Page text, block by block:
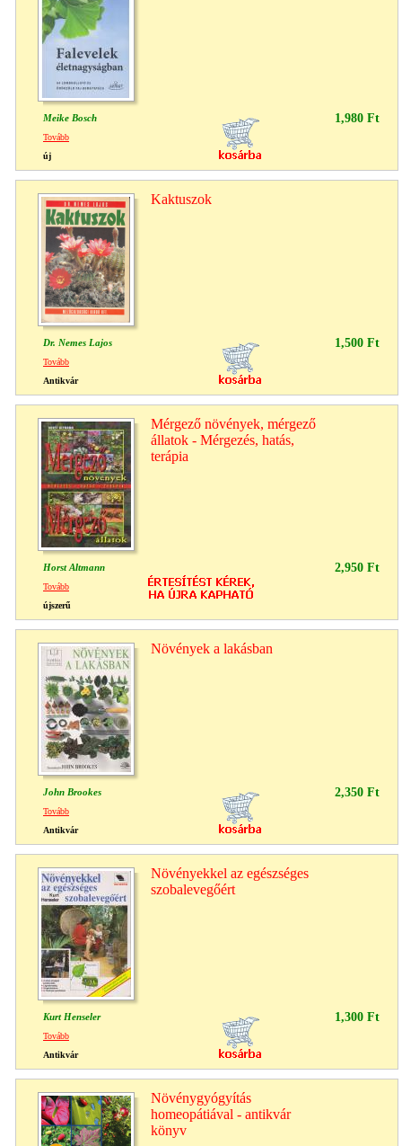
Meike Bosch 1,980 Ft
Tovább
új
Kaktuszok
Dr. Nemes Lajos 1,500 Ft
Tovább
Antikvár
Mérgező ​növények, mérgező
állatok - Mérgezés, hatás,
terápia
Horst Altmann 2,950 Ft
Tovább
újszerű
Növények a lakásban
John Brookes 2,350 Ft
Tovább
Antikvár
Növényekkel az egészséges
szobalevegőért
Kurt Henseler 1,300 Ft
Tovább
Antikvár
Növénygyógyítás
homeopátiával - antikvár
könyv